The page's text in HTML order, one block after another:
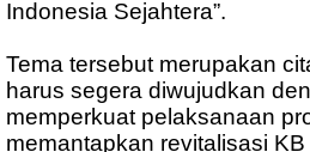
Indonesia Sejahtera”.
Tema tersebut merupakan
harus segera diwujudkan
memperkuat pelaksanaan
memantapkan revitalisasi